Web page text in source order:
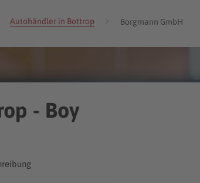
Autohändler in Bottrop Borgmann GmbH
- Boy